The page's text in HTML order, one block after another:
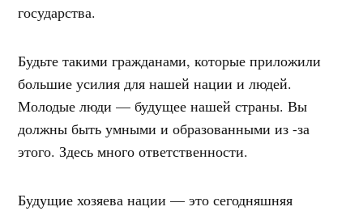
государства.
Будьте такими гражданами, которые приложили
большие усилия для нашей нации и людей.
Молодые люди — будущее нашей страны. Вы
должны быть умными и образованными из -за
этого. Здесь много ответственности.
Будущие хозяева нации — это сегодняшняя